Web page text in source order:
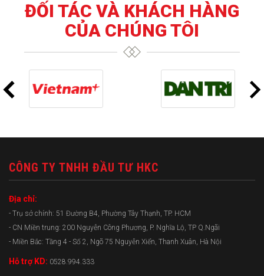
ĐỐI TÁC VÀ KHÁCH HÀNG
CỦA CHÚNG TÔI
CÔNG TY TNHH ĐẦU TƯ HKC
Địa chỉ:
- Trụ sở chính: 51 Đường B4, Phường Tây Thạnh, TP. HCM
- CN Miền trung: 200 Nguyễn Công Phương, P. Nghĩa Lộ, TP Q.Ngãi
- Miền Bắc: Tầng 4 - Số 2, Ngõ 75 Nguyễn Xiển, Thanh Xuân, Hà Nội
Hỗ trợ KD: 0528.994.333